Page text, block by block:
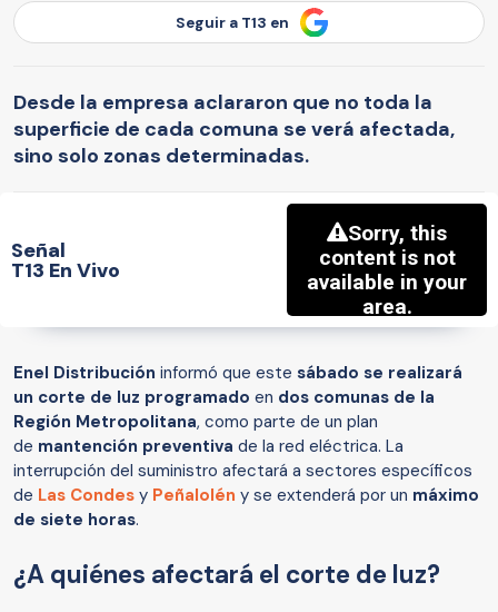
Seguir a T13 en
Desde la empresa aclararon que no toda la
superficie de cada comuna se verá afectada,
sino solo zonas determinadas.
Señal
T13 En Vivo
Enel Distribución informó que este sábado se realizará
un corte de luz programado en dos comunas de la
Región Metropolitana, como parte de un plan
de mantención preventiva de la red eléctrica. La
interrupción del suministro afectará a sectores específicos
de Las Condes y Peñalolén y se extenderá por un máximo
de siete horas.
¿A quiénes afectará el corte de luz?